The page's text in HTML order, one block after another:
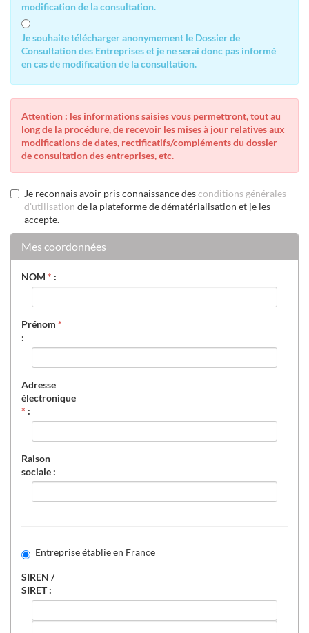
modification de la consultation.
Je souhaite télécharger anonymement le Dossier de
Consultation des Entreprises et je ne serai donc pas informé
en cas de modification de la consultation.
Attention : les informations saisies vous permettront, tout au
long de la procédure, de recevoir les mises à jour relatives aux
modifications de dates, rectificatifs/compléments du dossier
de consultation des entreprises, etc.
Je reconnais avoir pris connaissance desconditions générales
d'utilisation de la plateforme de dématérialisation et je les
accepte.
Mes coordonnées
NOM * :
Prénom *
:
Adresse
électronique
* :
Raison
sociale :
Entreprise établie en France
SIREN /
SIRET :